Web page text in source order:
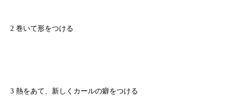
2 巻いて形をつける
3 熱をあて、新しくカールの癖をつける